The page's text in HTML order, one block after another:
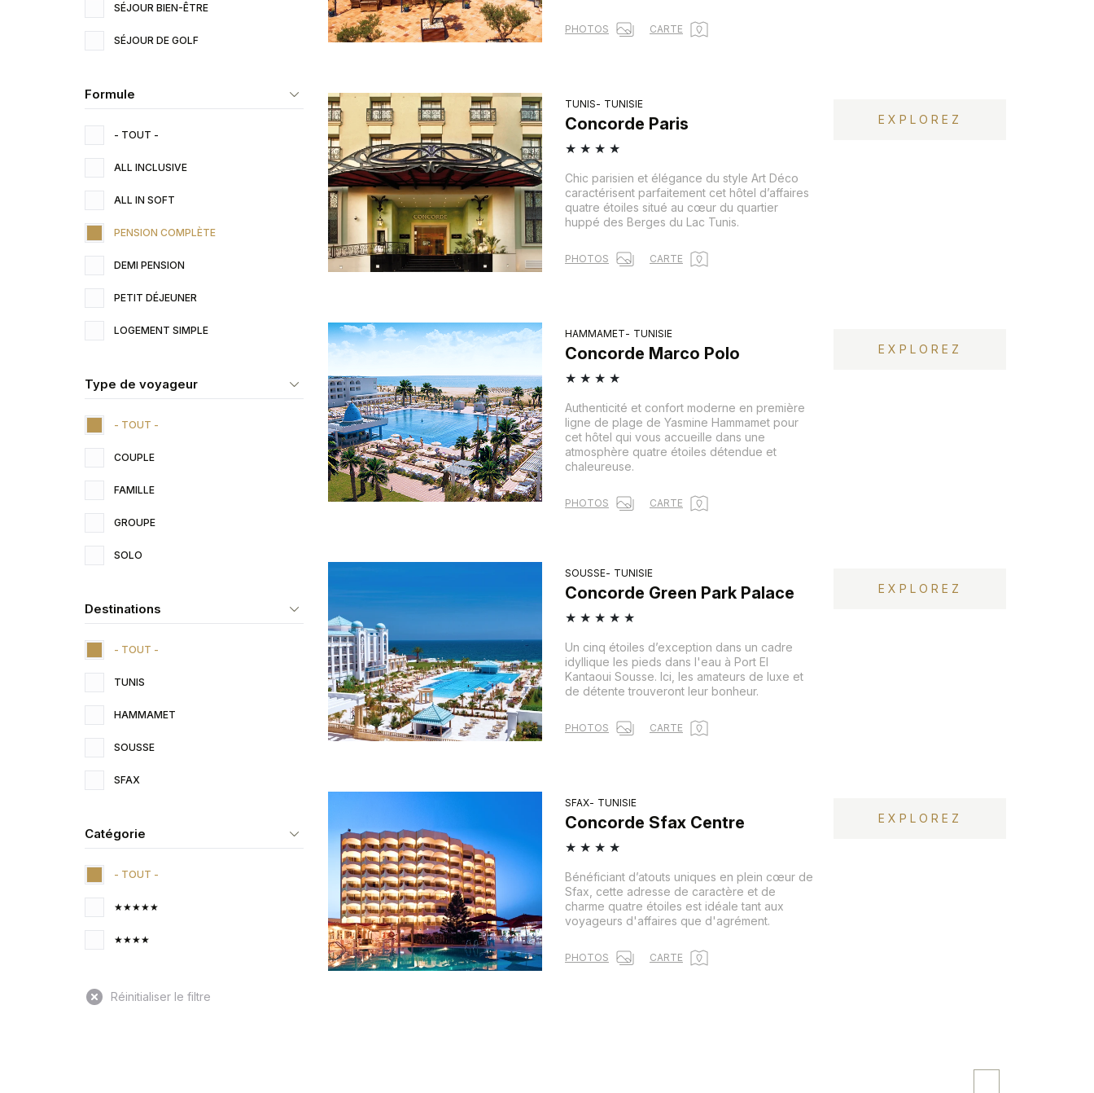
SÉJOUR BIEN-ÊTRE
SÉJOUR DE GOLF
Formule
- TOUT -
ALL INCLUSIVE
ALL IN SOFT
PENSION COMPLÈTE
DEMI PENSION
PETIT DÉJEUNER
LOGEMENT SIMPLE
Type de voyageur
- TOUT -
COUPLE
FAMILLE
GROUPE
SOLO
Destinations
- TOUT -
TUNIS
HAMMAMET
SOUSSE
SFAX
Catégorie
- TOUT -
★★★★★
★★★★
PHOTOS CARTE
TUNIS TUNISIE
Concorde Paris
★ ★ ★ ★
Chic parisien et élégance du style Art Déco
caractérisent parfaitement cet hôtel d’affaires
quatre étoiles situé au cœur du quartier
huppé des Berges du Lac Tunis.
PHOTOS CARTE
EXPLOREZ
HAMMAMET TUNISIE
Concorde Marco Polo
★ ★ ★ ★
Authenticité et confort moderne en première
ligne de plage de Yasmine Hammamet pour
cet hôtel qui vous accueille dans une
atmosphère quatre étoiles détendue et
chaleureuse.
PHOTOS CARTE
EXPLOREZ
SOUSSE TUNISIE
Concorde Green Park Palace
★ ★ ★ ★ ★
Un cinq étoiles d’exception dans un cadre
idyllique les pieds dans l'eau à Port El
Kantaoui Sousse. Ici, les amateurs de luxe et
de détente trouveront leur bonheur.
PHOTOS CARTE
EXPLOREZ
SFAX TUNISIE
Concorde Sfax Centre
★ ★ ★ ★
Bénéficiant d’atouts uniques en plein cœur de
Sfax, cette adresse de caractère et de
charme quatre étoiles est idéale tant aux
voyageurs d'affaires que d'agrément.
PHOTOS CARTE
EXPLOREZ